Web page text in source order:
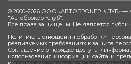
© 2000-2026 ООО «АВТОБРОКЕР КЛУБ» —
"Автоброкер Клуб".
Все права защищены. Не является
Политика в отношении обработки
реализуемых требованиях к защите
Соглашение о порядке доступа к
использования информации сайта, и